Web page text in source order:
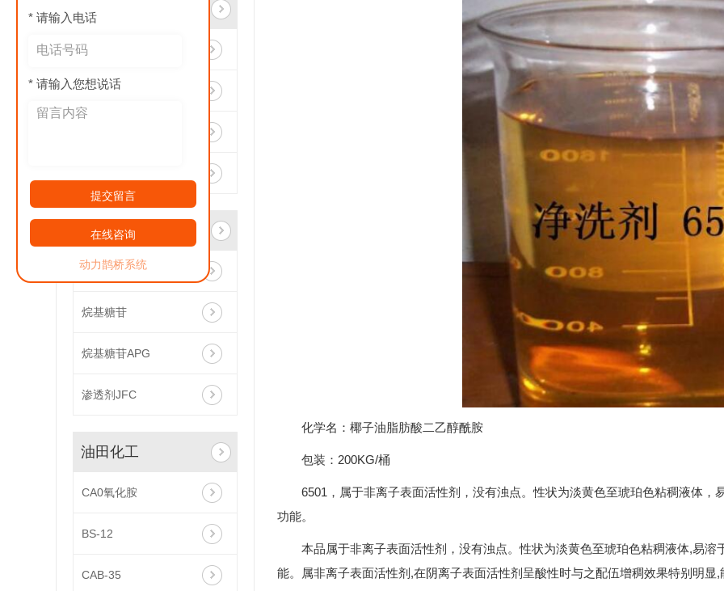
日用化工原料
精制盐
高透明增稠剂
农药助剂
油酰胺甲基
烷基糖苷
烷基糖苷APG
渗透剂JFC
油田化工
CA0氧化胺
BS-12
CAB-35
化学名：椰子油脂肪酸二乙醇酰胺
包装：200KG/桶
6501，属于非离子表面活性剂，没有浊点。性状为淡黄色至琥珀色粘稠液体
功能。
本品属于非离子表面活性剂，没有浊点。性状为淡黄色至琥珀色粘稠液体,易
能。属非离子表面活性剂,在阴离子表面活性剂呈酸性时与之配伍增稠效果特别明
* 请输入电话
* 请输入您想说话
提交留言
在线咨询
动力鹊桥系统